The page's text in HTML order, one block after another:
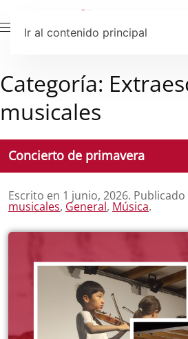
Ir al contenido principal
Categoría:
musicales
Concierto de primavera
Escrito en 1 junio, 2026. Publicado
musicales, General, Música.